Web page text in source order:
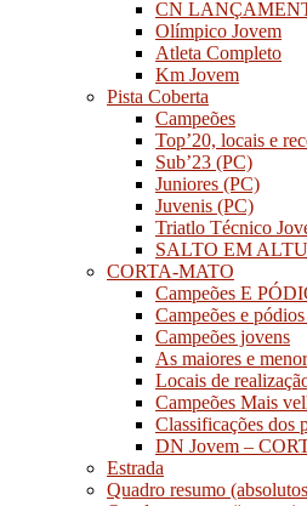
CN
Olímpico Jovem
Atleta Completo
Km Jovem
Pista Coberta
Campeões
Top’20, locais e
Sub’23 (PC)
Juniores (PC)
Juvenis (PC)
Triatlo Técnico
SALTO EM
CORTA-MATO
Campeões E
Campeões e
Campeões jovens
As maiores e
Locais de
Campeões Mais
Classificações dos
DN Jovem –
Estrada
Quadro resumo